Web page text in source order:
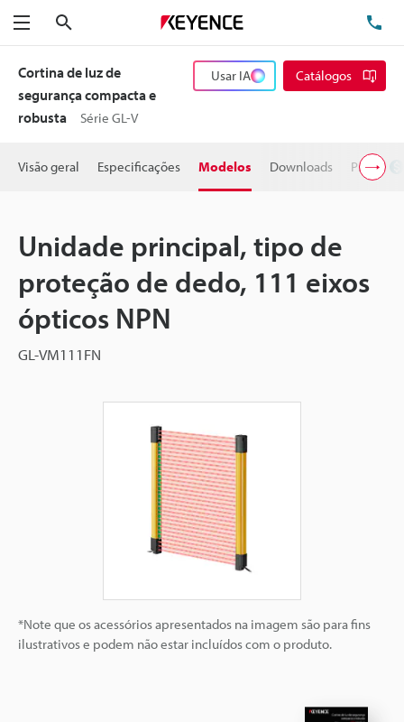
Menu
Cortina de luz de
segurança compacta e
robusta
Série GL-V
Usar IA Catálogos
Visão geral Especificações Modelos Downloads Preço
Unidade principal, tipo de
proteção de dedo, 111 eixos
ópticos NPN
GL-VM111FN
*Note que os acessórios apresentados na imagem são para fins
ilustrativos e podem não estar incluídos com o produto.